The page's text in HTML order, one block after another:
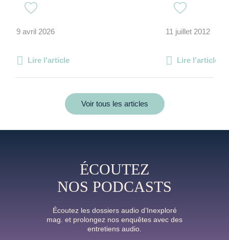
9 avril 2026
Lire l'article
11 juillet 2012
Lire l'article
Voir tous les articles
ÉCOUTEZ
NOS PODCASTS
Écoutez les dossiers audio d’Inexploré
mag. et prolongez nos enquêtes avec des
entretiens audio.